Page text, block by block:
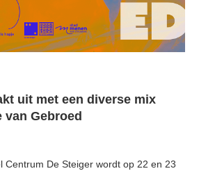
uit met een diverse mix
Gebroed
Centrum De Steiger wordt op 22 en 23